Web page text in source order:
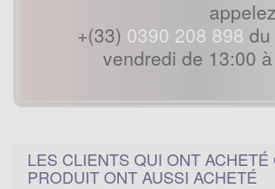
+(33) 0390 208 898
vendredi de 13:00
LES CLIENTS QUI ONT ACHETÉ
PRODUIT ONT AUSSI ACHETÉ